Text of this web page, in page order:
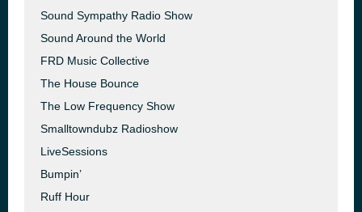
Sound Sympathy Radio Show
Sound Around the World
FRD Music Collective
The House Bounce
The Low Frequency Show
Smalltowndubz Radioshow
LiveSessions
Bumpin’
Ruff Hour